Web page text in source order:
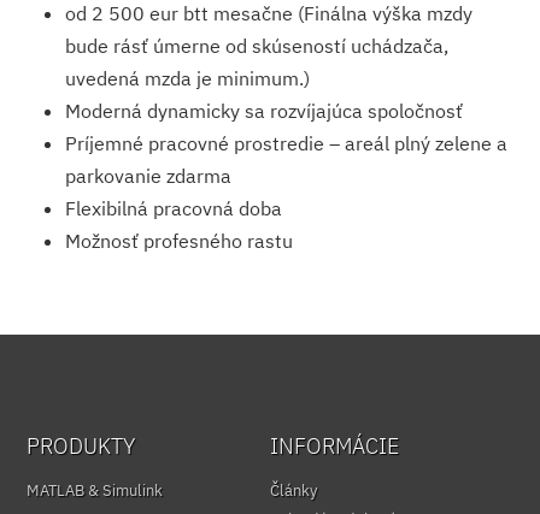
od 2 500 eur btt mesačne (Finálna výška mzdy
bude rásť úmerne od skúseností uchádzača,
uvedená mzda je minimum.)
Moderná dynamicky sa rozvíjajúca spoločnosť
Príjemné pracovné prostredie – areál plný zelene a
parkovanie zdarma
Flexibilná pracovná doba
Možnosť profesného rastu
PRODUKTY
MATLAB & Simulink
INFORMÁCIE
Články